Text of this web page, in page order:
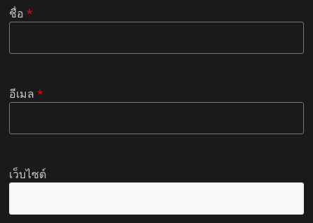
ชื่อ*
อีเมล*
เว็บไซต์